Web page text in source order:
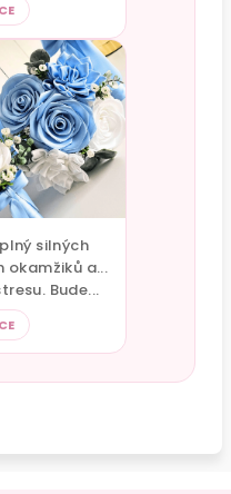
silných
okamžiků a...
Bude...